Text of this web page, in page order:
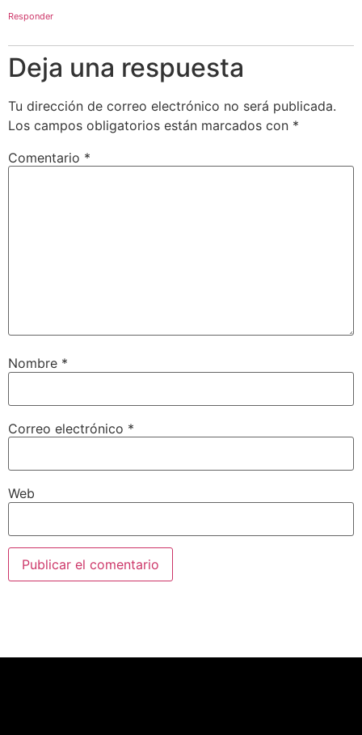
Responder
Deja una respuesta
Tu dirección de correo electrónico no será publicada.
Los campos obligatorios están marcados con *
Comentario *
Nombre *
Correo electrónico *
Web